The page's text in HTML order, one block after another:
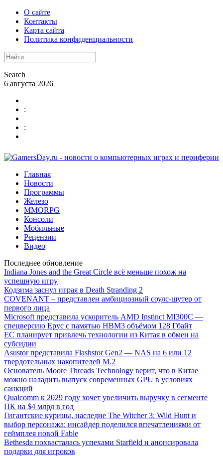
О сайте
Контакты
Карта сайта
Политика конфиденциальности
Search
6 августа 2026
:
:
Главная
Новости
Программы
Железо
MMORPG
Консоли
Мобильные
Рецензии
Видео
Последнее обновление
Indiana Jones and the Great Circle всё меньше похож на
успешную игру
Кодзима заснул играя в Death Stranding 2
COVENANT – представлен амбициозный соулс-шутер от
первого лица
Microsoft представила ускоритель AMD Instinct MI300C —
спецверсию Epyc с памятью HBM3 объёмом 128 Гбайт
ЕС планирует привлечь технологии из Китая в обмен на
субсидии
Asustor представила Flashstor Gen2 — NAS на 6 или 12
твердотельных накопителей M.2
Основатель Moore Threads Technology верит, что в Китае
можно наладить выпуск современных GPU в условиях
санкций
Qualcomm к 2029 году хочет увеличить выручку в сегменте
ПК на $4 млрд в год
Гигантские курицы, наследие The Witcher 3: Wild Hunt и
выбор персонажа: инсайдер поделился впечатлениями от
геймплея новой Fable
Bethesda похвасталась успехами Starfield и анонсировала
подарки для игроков